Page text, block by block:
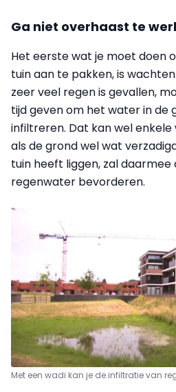
Ga niet overhaast te
Het eerste wat je moet doen
tuin aan te pakken, is
zeer veel regen is gevallen,
tijd geven om het water in de
infiltreren. Dat kan wel enkele
als de grond wel wat
tuin heeft liggen, zal
regenwater bevorderen.
Met een wadi kan je de infiltratie van